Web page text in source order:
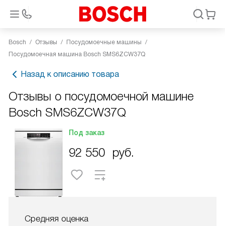
Bosch Отзывы
Посудомоечные машины
Посудомоечная машина Bosch SMS6ZCW37Q
Назад к описанию товара
Отзывы о посудомоечной машине
Bosch SMS6ZCW37Q
Под заказ
92 550 руб.
Средняя оценка